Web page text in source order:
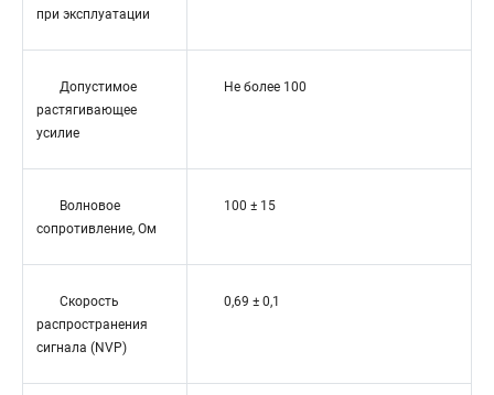
при эксплуатации
Допустимое
растягивающее
усилие
Не более 100
Волновое
сопротивление, Ом
100 ± 15
Скорость
распространения
сигнала (NVP)
0,69 ± 0,1